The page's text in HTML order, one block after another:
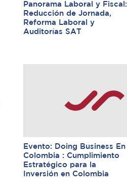
Panorama Laboral y Fiscal:
Reducción de Jornada,
Reforma Laboral y
Auditorías SAT
Evento: Doing Business En
Colombia : Cumplimiento
Estratégico para la
Inversión en Colombia